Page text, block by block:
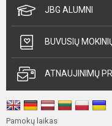
JBG ALUMNI
BUVUSIŲ
ATNAUJINIMŲ
Pamokų laikas